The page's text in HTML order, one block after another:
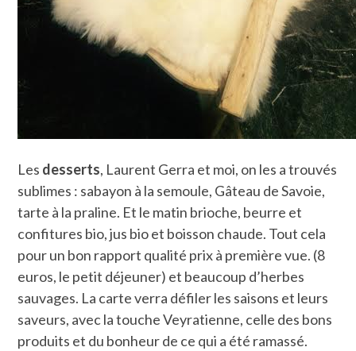
Les desserts, Laurent Gerra et moi, on les a trouvés
sublimes : sabayon à la semoule, Gâteau de Savoie,
tarte à la praline. Et le matin brioche, beurre et
confitures bio, jus bio et boisson chaude. Tout cela
pour un bon rapport qualité prix à première vue. (8
euros, le petit déjeuner) et beaucoup d’herbes
sauvages. La carte verra défiler les saisons et leurs
saveurs, avec la touche Veyratienne, celle des bons
produits et du bonheur de ce qui a été ramassé.